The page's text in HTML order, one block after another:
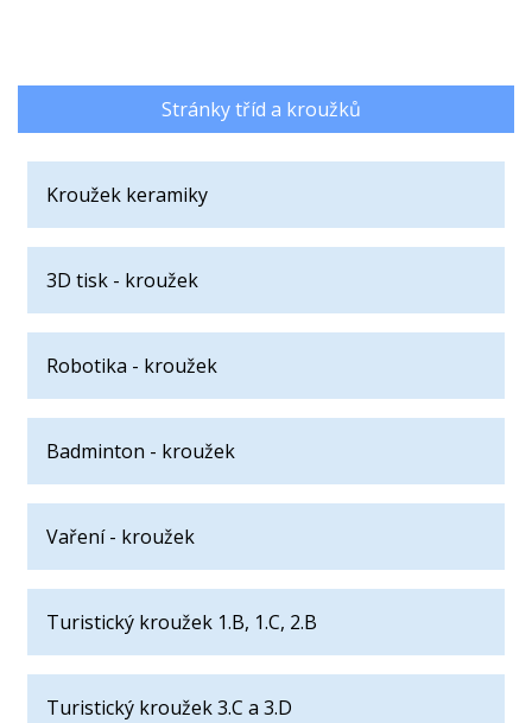
Stránky tříd a kroužků
Kroužek keramiky
3D tisk - kroužek
Robotika - kroužek
Badminton - kroužek
Vaření - kroužek
Turistický kroužek 1.B, 1.C, 2.B
Turistický kroužek 3.C a 3.D